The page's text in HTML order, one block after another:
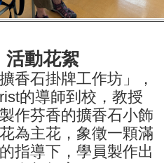
活動花絮
香石掛牌工作坊」，
的導師到校，教授
作芬香的擴香石小飾
為主花，象徵一顆滿
指導下，學員製作出